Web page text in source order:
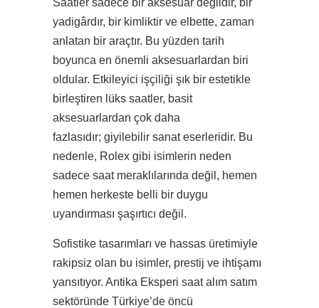
Saatler sadece bir aksesuar değildir, bir
yadigârdır, bir kimliktir ve elbette, zaman
anlatan bir araçtır. Bu yüzden tarih
boyunca en önemli aksesuarlardan biri
oldular. Etkileyici işçiliği şık bir estetikle
birleştiren lüks saatler, basit
aksesuarlardan çok daha
fazlasıdır; giyilebilir sanat eserleridir. Bu
nedenle, Rolex gibi isimlerin neden
sadece saat meraklılarında değil, hemen
hemen herkeste belli bir duygu
uyandırması şaşırtıcı değil.
Sofistike tasarımları ve hassas üretimiyle
rakipsiz olan bu isimler, prestij ve ihtişamı
yansıtıyor. Antika Eksperi saat alım satım
sektöründe Türkiye’de öncü